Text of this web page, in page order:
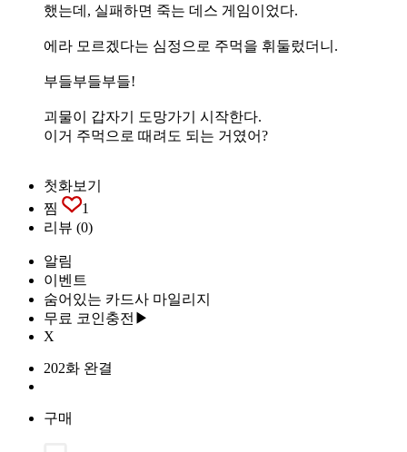
했는데, 실패하면 죽는 데스 게임이었다.
에라 모르겠다는 심정으로 주먹을 휘둘렀더니.
부들부들부들!
괴물이 갑자기 도망가기 시작한다.
이거 주먹으로 때려도 되는 거였어?
첫화보기
찜
1
리뷰 (0)
알림
이벤트
숨어있는 카드사 마일리지
무료 코인충전▶
X
202화 완결
구매